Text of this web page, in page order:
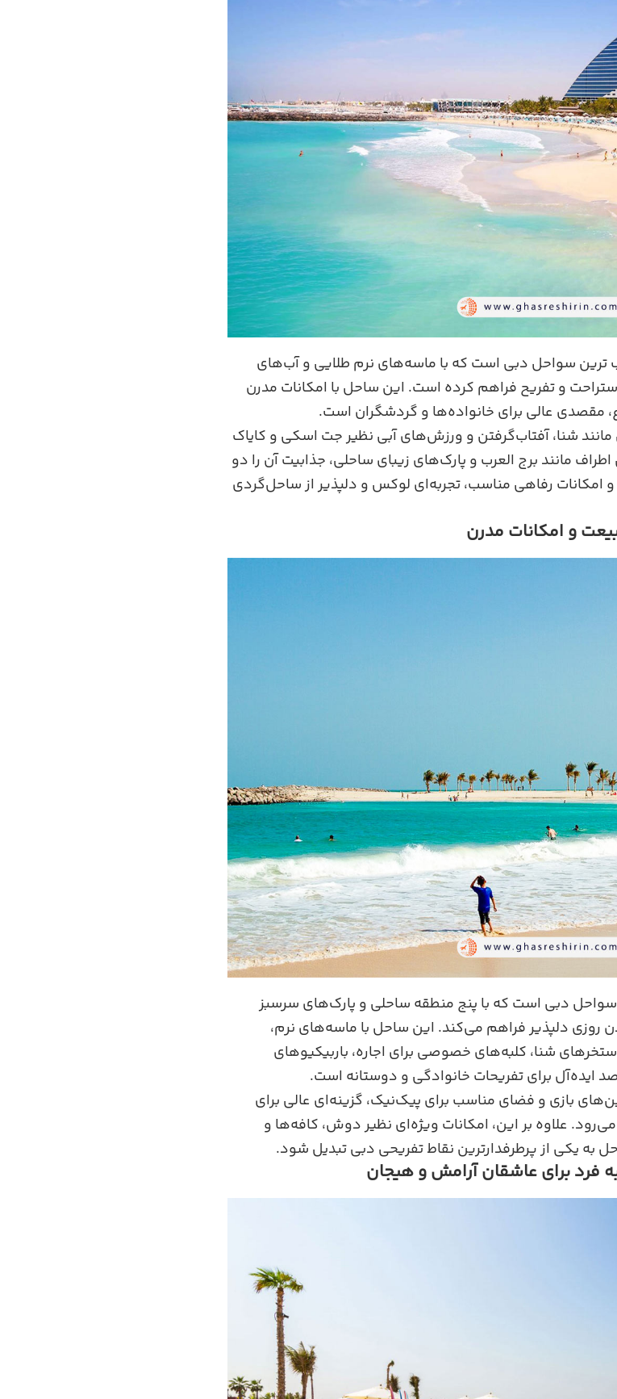
ترین سواحل دبی است که با ماسه‌های نرم طلایی و آب‌های
و تفریح فراهم کرده است. این ساحل با امکانات مدرن
مقصدی عالی برای خانواده‌ها و گردشگران است.
مانند شنا، آفتاب‌گرفتن و ورزش‌های آبی نظیر جت‌ اسکی و کایاک‌
مانند برج العرب و پارک‌های زیبای ساحلی، جذابیت آن را دو
امکانات رفاهی مناسب، تجربه‌ای لوکس و دلپذیر از ساحل‌گردی
سواحل دبی است که با پنج منطقه ساحلی و پارک‌های سرسبز
روزی دلپذیر فراهم می‌کند. این ساحل با ماسه‌های نرم،
شنا، کلبه‌های خصوصی برای اجاره، باربیکیوهای
ایده‌آل برای تفریحات خانوادگی و دوستانه است.
بازی و فضای مناسب برای پیک‌نیک، گزینه‌ای عالی برای
علاوه بر این، امکانات ویژه‌ای نظیر دوش، کافه‌ها و
به یکی از پرطرفدارترین نقاط تفریحی دبی تبدیل شود.